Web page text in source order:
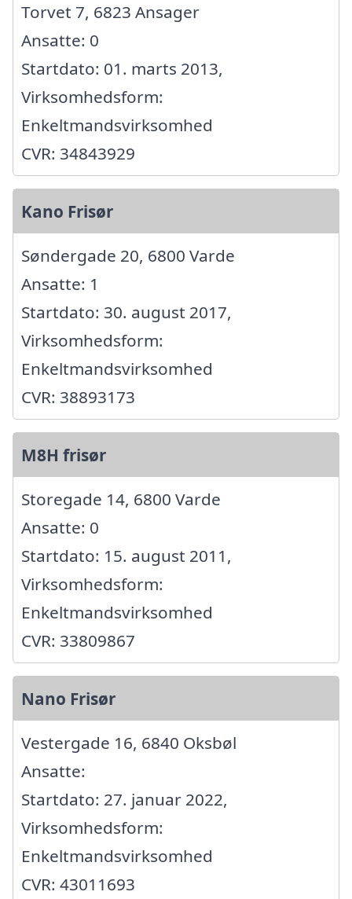
Torvet 7, 6823 Ansager
Ansatte: 0
Startdato: 01. marts 2013,
Virksomhedsform:
Enkeltmandsvirksomhed
CVR: 34843929
Kano Frisør
Søndergade 20, 6800 Varde
Ansatte: 1
Startdato: 30. august 2017,
Virksomhedsform:
Enkeltmandsvirksomhed
CVR: 38893173
M8H frisør
Storegade 14, 6800 Varde
Ansatte: 0
Startdato: 15. august 2011,
Virksomhedsform:
Enkeltmandsvirksomhed
CVR: 33809867
Nano Frisør
Vestergade 16, 6840 Oksbøl
Ansatte:
Startdato: 27. januar 2022,
Virksomhedsform:
Enkeltmandsvirksomhed
CVR: 43011693